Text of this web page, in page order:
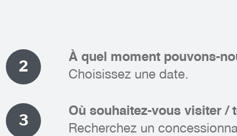
2
À quel moment pouvons-
Choisissez une date.
3
Où souhaitez-vous visiter /
Recherchez un